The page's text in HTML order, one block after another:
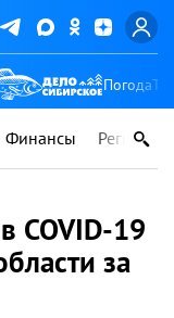
Погода
Финансы Регионы
COVID-19
за